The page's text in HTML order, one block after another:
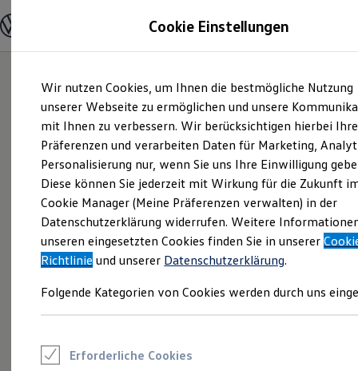
Hauptinhalt
springen
Footer
springen
Modelle und Konfigurator
Modelle vergleichen
Elektroautos
ENERGY Sondermodelle
Nutzfahrzeuge
SUV und CUV
Familienautos
Kombis
Kompaktwagen
Sportwagen
Schnell verfügbare Fahrzeuge
Angebote und Produkte
Aktuelle Angebote
E-Auto-Förderung
Volkswagen Marktplatz
Junge Gebrauchtwagen und Gebrauchtwagen
Saisonangebote
Cookie Einstellungen
Wir nutzen Cookies, um Ihnen die bestmögliche Nutzung
unserer Webseite zu ermöglichen und unsere
mit Ihnen zu verbessern. Wir berücksichtigen hierbei Ihre
Präferenzen und verarbeiten Daten für Marketing,
Personalisierung nur, wenn Sie uns Ihre Einwilligung
Diese können Sie jederzeit mit Wirkung für die Zukunft
Cookie Manager (Meine Präferenzen verwalten) in der
Datenschutzerklärung widerrufen. Weitere
unseren eingesetzten Cookies finden Sie in unserer
Richtlinie und unserer Datenschutzerklärung.
Folgende Kategorien von Cookies werden durch uns
Erforderliche Cookies